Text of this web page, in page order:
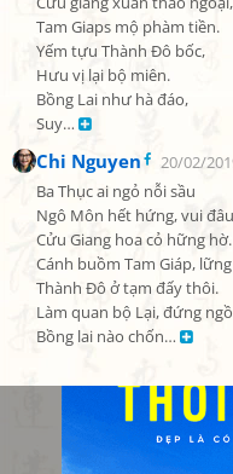
Tam Giaps mộ phàm tiền.
Yếm tựu Thành Đô bốc,
Hưu vị lại bộ miên.
Bồng Lai như hà đáo,
Suy…
Chi Nguyen
20/02/
Ba Thục ai ngỏ nỗi sầu
Ngô Môn hết hứng, vui
Cửu Giang hoa cỏ hững hờ.
Cánh buồm Tam Giáp,
Thành Đô ở tạm đấy thôi.
Làm quan bộ Lại, đứng
Bồng lai nào chốn…